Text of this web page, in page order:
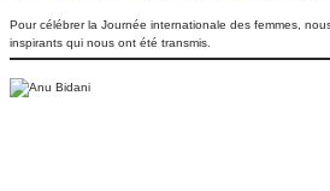
Pour célébrer la Journée internationale des femmes,
inspirants qui nous ont été transmis.